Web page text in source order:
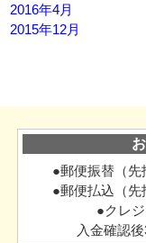
2016年4月
2015年12月
●郵便振替（先
●郵便払込（先
●クレ
入金確認